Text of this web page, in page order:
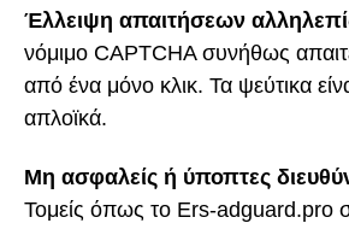
Έλλειψη απαιτήσεων
νόμιμο CAPTCHA συνήθως
από ένα μόνο κλικ. Τα ψεύτικα
απλοϊκά.
Μη ασφαλείς ή ύποπτες
Τομείς όπως το Ers-adguard.pro